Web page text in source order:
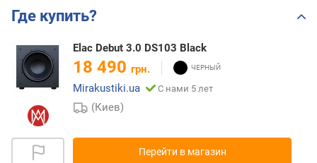
Где купить?
Elac Debut 3.0 DS103 Black
18 490 грн.
Mirakustiki.ua
С нами 5 лет
(Киев)
Перейти в магазин